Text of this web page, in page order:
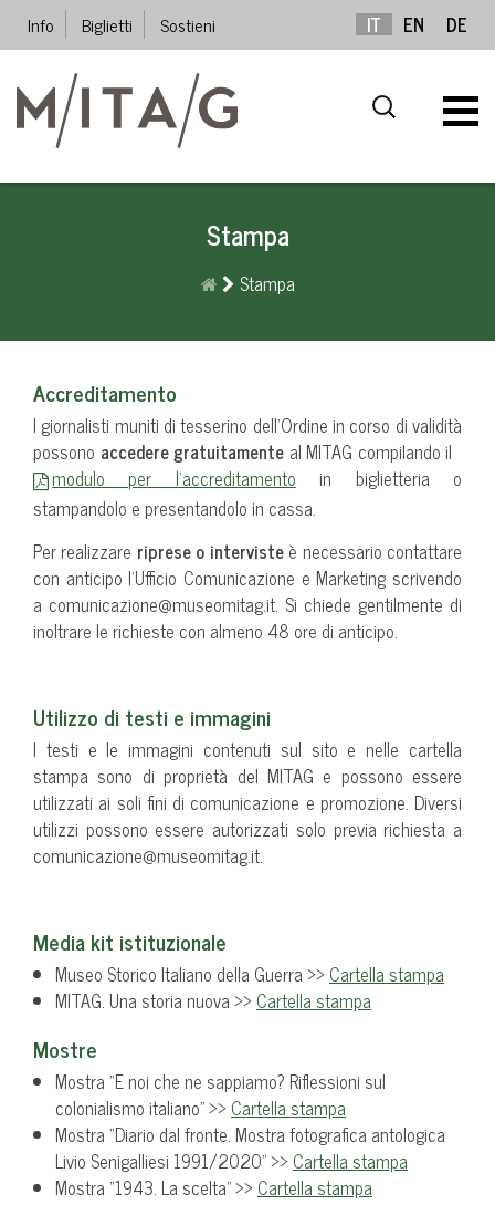
Info Biglietti Sostieni IT EN DE
Stampa
Stampa
Accreditamento
I giornalisti muniti di tesserino dell’Ordine in corso di validità
possono accedere gratuitamente al MITAG compilando il
modulo per l’accreditamento in biglietteria o
stampandolo e presentandolo in cassa.
Per realizzare riprese o intervisteè necessario contattare
con anticipo l’Ufficio Comunicazione e Marketing scrivendo
a comunicazione@museomitag.it. Si chiede gentilmente di
inoltrare le richieste con almeno 48 ore di anticipo.
Utilizzo di testi e immagini
I testi e le immagini contenuti sul sito e nelle cartella
stampa sono di proprietà del MITAG e possono essere
utilizzati ai soli fini di comunicazione e promozione. Diversi
utilizzi possono essere autorizzati solo previa richiesta a
comunicazione@museomitag.it.
Media kit istituzionale
Museo Storico Italiano della Guerra >>Cartella stampa
MITAG. Una storia nuova >>Cartella stampa
Mostre
Mostra “E noi che ne sappiamo? Riflessioni sul
colonialismo italiano” >>Cartella stampa
Mostra “Diario dal fronte. Mostra fotografica antologica
Livio Senigalliesi 1991/2020” >>Cartella stampa
Mostra “1943. La scelta” >>Cartella stampa